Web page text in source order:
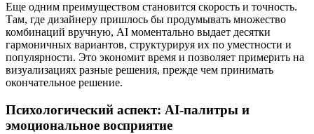
Еще одним преимуществом становится скорость и точность.
Там, где дизайнеру пришлось бы продумывать множество
комбинаций вручную, AI моментально выдает десятки
гармоничных вариантов, структурируя их по уместности и
популярности. Это экономит время и позволяет примерить на
визуализациях разные решения, прежде чем принимать
окончательное решение.
Психологический аспект: AI-палитры и
эмоциональное восприятие